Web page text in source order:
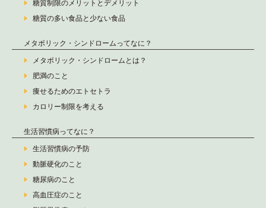
糖質制限のメリットとデメリット
糖質の多い食品と少ない食品
メタボリック・シンドロームってなに？
メタボリック・シンドロームとは？
肥満のこと
痩せるためのエトセトラ
カロリー制限を考える
生活習慣病ってなに？
生活習慣病の予防
動脈硬化のこと
糖尿病のこと
高血圧症のこと